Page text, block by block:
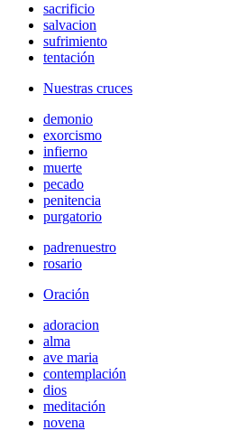
sacrificio
salvacion
sufrimiento
tentación
Nuestras cruces
demonio
exorcismo
infierno
muerte
pecado
penitencia
purgatorio
padrenuestro
rosario
Oración
adoracion
alma
ave maria
contemplación
dios
meditación
novena